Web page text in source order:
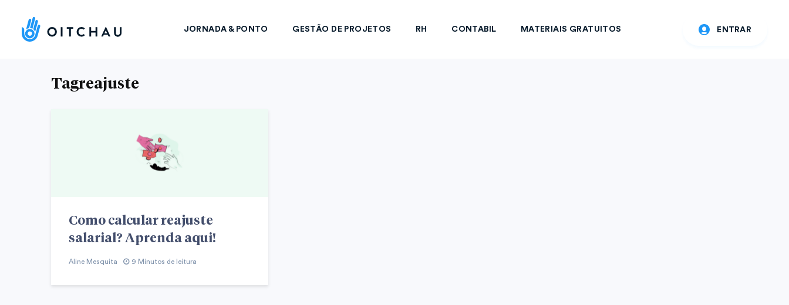
JORNADA & PONTO GESTÃO DE PROJETOS RH CONTABIL MATERIAIS GRATUITOS ENTRAR
Tagreajuste
Como calcular reajuste
salarial? Aprenda aqui!
Aline Mesquita 9 Minutos de leitura